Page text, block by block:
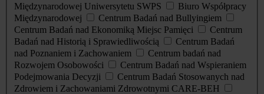
Międzynarodowej Uniwersytetu SWPS
Biuro Współpracy
Międzynarodowej
Centrum Badań nad Bullyingiem
Centrum Badań nad Ekonomiką Miejsc Pamięci
Centrum
Badań nad Historią i Sprawiedliwością
Centrum Badań
nad Poznaniem i Zachowaniem
Centrum badań nad
Rozwojem Osobowości
Centrum Badań nad Wspieraniem
Podejmowania Decyzji
Centrum Badań Stosowanych nad
Zdrowiem i Zachowaniami Zdrowotnymi CARE-BEH